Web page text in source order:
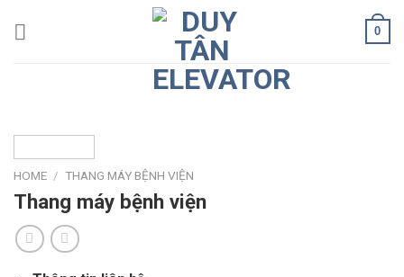
0
HOME / THANG MÁY BỆNH VIỆN
Thang máy bệnh viện